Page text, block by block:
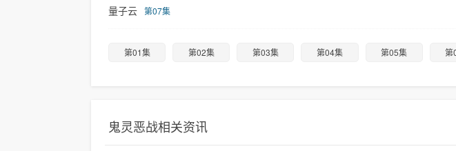
量子云 第07集
第01集 第02集 第03集 第04集 第05集 第
鬼灵恶战相关资讯